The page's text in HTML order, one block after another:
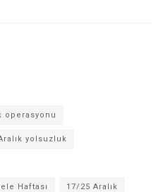
operasyonu
yolsuzluk
Haftası 17/25 Aralık